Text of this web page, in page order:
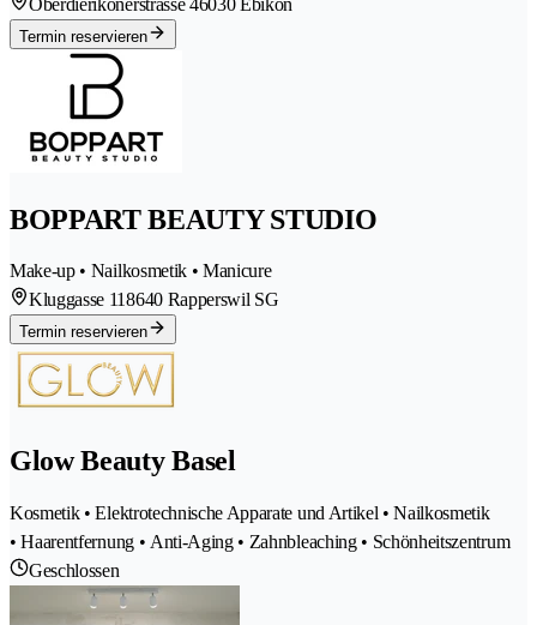
Termin reservieren
BOPPART BEAUTY STUDIO
Make-up • Nailkosmetik • Manicure
Kluggasse 118640 Rapperswil SG
Termin reservieren
Glow Beauty Basel
Kosmetik • Elektrotechnische Apparate und Artikel • Nailkosmetik
• Haarentfernung • Anti-Aging • Zahnbleaching • Schönheitszentrum
Geschlossen